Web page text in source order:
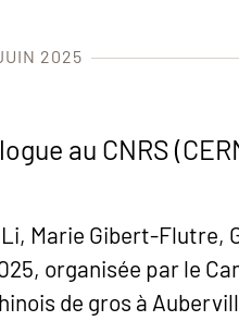
2025
au CNRS
Marie Gibert-Flutre,
organisée par le
de gros à